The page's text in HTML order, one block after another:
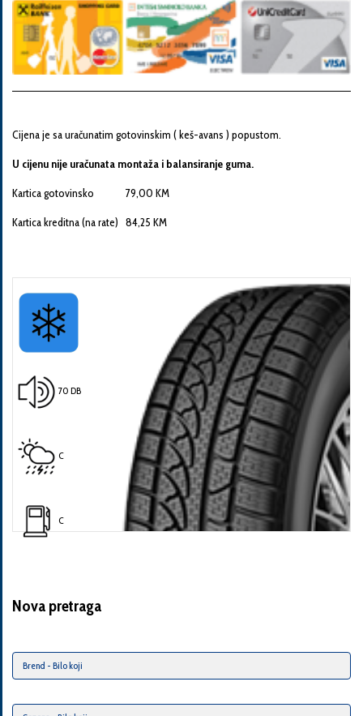
Vaša
poruka
Pošalji
Cijena je sa uračunatim gotovinskim ( keš-avans ) popustom.
U cijenu nije uračunata montaža i balansiranje guma.
Kartica gotovinsko 79,00 KM
Kartica kreditna (na rate) 84,25 KM
70 DB
C
C
Nova pretraga